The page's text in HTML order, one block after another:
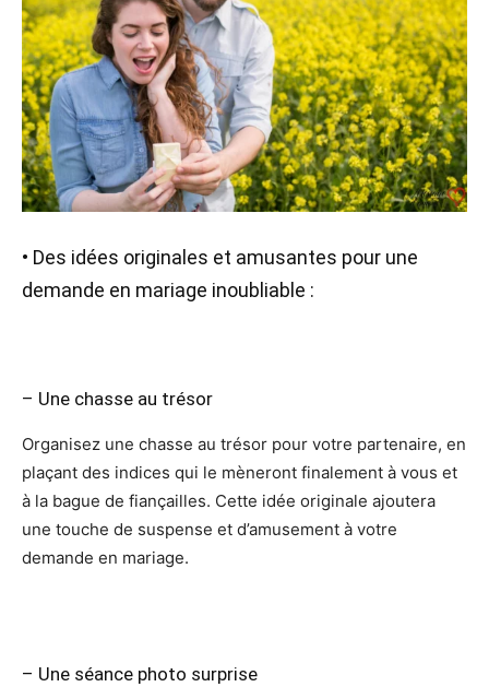
• Des idées originales et amusantes pour une
demande en mariage inoubliable :
– Une chasse au trésor
Organisez une chasse au trésor pour votre partenaire, en
plaçant des indices qui le mèneront finalement à vous et
à la bague de fiançailles. Cette idée originale ajoutera
une touche de suspense et d’amusement à votre
demande en mariage.
– Une séance photo surprise